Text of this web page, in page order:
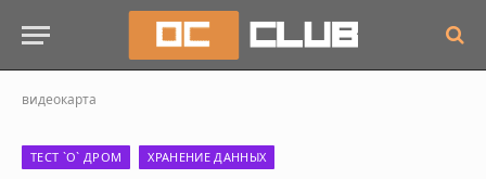
видеокарта
ТЕСТ `О` ДРОМ ХРАНЕНИЕ ДАННЫХ